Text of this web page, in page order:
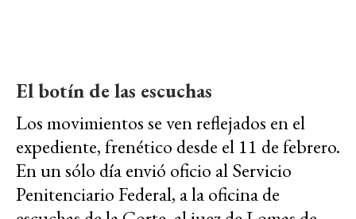
El botín de las escuchas
Los movimientos se ven reflejados en el
expediente, frenético desde el 11 de febrero.
En un sólo día envió oficio al Servicio
Penitenciario Federal, a la oficina de